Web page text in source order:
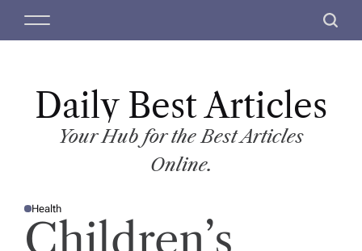
M
S
c
Daily Best Articles
Your Hub for the Best Articles
Online.
P
S
Health
Children’s